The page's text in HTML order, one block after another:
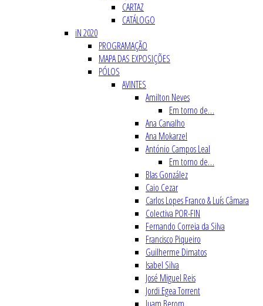
CARTAZ
CATÁLOGO
iN 2020
PROGRAMAÇÃO
MAPA DAS EXPOSIÇÕES
PÓLOS
AVINTES
Amilton Neves
Em torno de…
Ana Carvalho
Ana Mokarzel
António Campos Leal
Em torno de…
Blas González
Caio Cezar
Carlos Lopes Franco & Luís Câmara
Colectiva POR-FIN
Fernando Correia da Silva
Francisco Piqueiro
Guilherme Dimatos
Isabel Silva
José Miguel Reis
Jordi Egea Torrent